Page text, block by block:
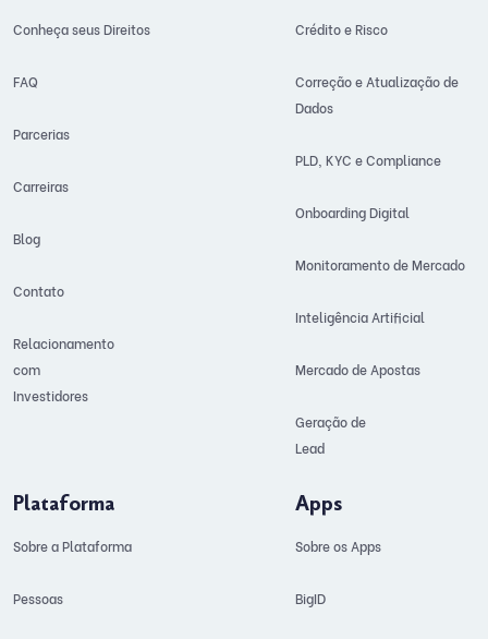
Conheça seus Direitos
FAQ
Parcerias
Carreiras
Blog
Contato
Relacionamento
com
Investidores
Crédito e Risco
Correção e Atualização de
Dados
PLD, KYC e Compliance
Onboarding Digital
Monitoramento de Mercado
Inteligência Artificial
Mercado de Apostas
Geração de
Lead
Plataforma
Sobre a Plataforma
Pessoas
Apps
Sobre os Apps
BigID